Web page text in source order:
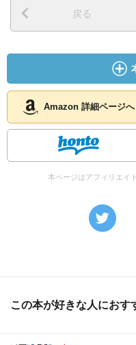
戻る
Amazon 詳細ページへ
本ページはアフィリエイ
この本が好きな人におす